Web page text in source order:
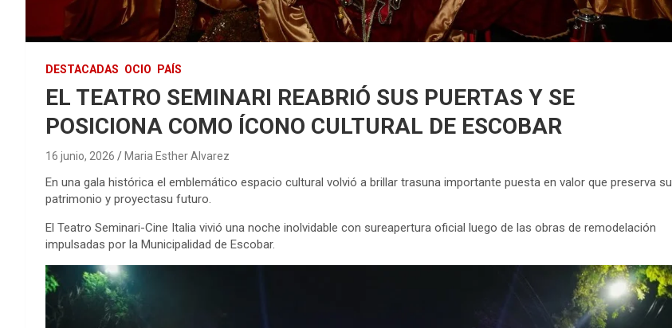
DESTACADAS OCIO PAÍS
EL TEATRO SEMINARI REABRIÓ SUS PUERTAS Y SE
POSICIONA COMO ÍCONO CULTURAL DE ESCOBAR
16 junio, 2026 Maria Esther Alvarez
En una gala histórica el emblemático espacio cultural volvió a brillar trasuna importante puesta en valor que preserva su
patrimonio y proyectasu futuro.
El Teatro Seminari-Cine Italia vivió una noche inolvidable con sureapertura oficial luego de las obras de remodelación
impulsadas por la Municipalidad de Escobar.